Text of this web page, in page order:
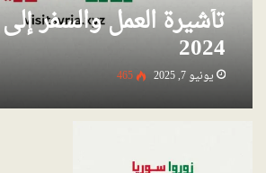
تأشيرة العمل والسفر
2024
يونيو 7, 2025 465